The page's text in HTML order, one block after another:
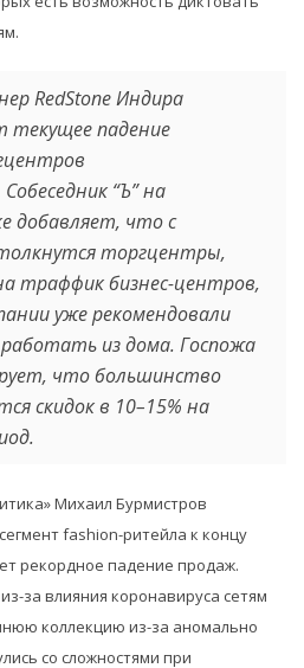
RedStone Индира
падение
“Ъ” на
добавляет, что с
торгцентры,
траффик бизнес-центров,
уже рекомендовали
из дома. Госпожа
что большинство
скидок в 10–15% на
Михаил Бурмистров
fashion-ритейла к концу
рекордное падение продаж.
за влияния коронавируса сетям
коллекцию из-за аномально
со сложностями при